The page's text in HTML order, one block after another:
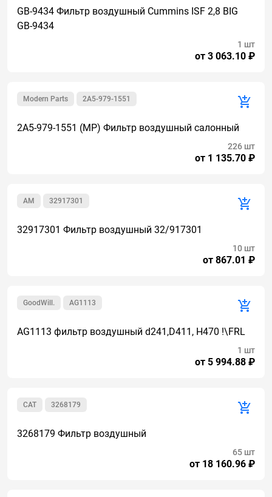
GB-9434 Фильтр воздушный Cummins ISF 2,8 BIG
GB-9434
от 3 063.10 ₽
1 шт
2A5-979-1551
Modern Parts
2A5-979-1551 (MP) Фильтр воздушный салонный
от 1 135.70 ₽
226 шт
32917301
AM
32917301 Фильтр воздушный 32/917301
от 867.01 ₽
10 шт
AG1113
GoodWill.
AG1113 фильтр воздушный d241,D411, H470 !\FRL
от 5 994.88 ₽
1 шт
3268179
CAT
3268179 Фильтр воздушный
от 18 160.96 ₽
65 шт